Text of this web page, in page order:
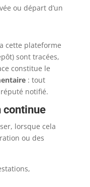
ou départ d’un
cette plateforme
sont tracées,
constitue le
: tout
notifié.
continue
lorsque cela
ou des